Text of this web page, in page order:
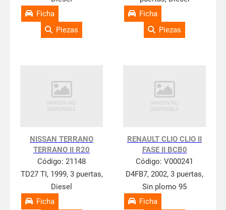
Ficha
Piezas
Ficha
Piezas
NISSAN TERRANO
TERRANO II R20
Código: 21148
TD27 TI, 1999, 3 puertas,
Diesel
Ficha
RENAULT CLIO CLIO II
FASE II BCB0
Código: V000241
D4FB7, 2002, 3 puertas,
Sin plomo 95
Ficha